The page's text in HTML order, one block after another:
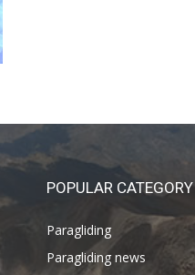
POPULAR CATEGORY
Paragliding
Paragliding news